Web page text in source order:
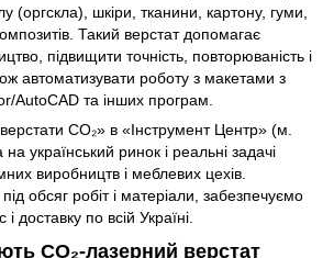
шкіри, тканини, картону, гуми,
Такий верстат допомагає
підвищити точність, повторюваність і
автоматизувати роботу з макетами з
AutoCAD та інших програм.
CO₂» в «Інструмент Центр» (м.
український ринок і реальні задачі
виробництв і меблевих цехів.
обсяг робіт і матеріали, забезпечуємо
доставку по всій Україні.
CO₂-лазерний верстат